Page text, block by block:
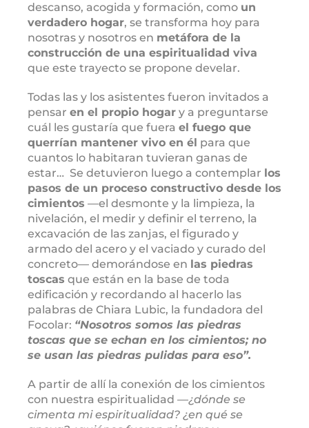
descanso, acogida y formación, como un
verdadero hogar, se transforma hoy para
nosotras y nosotros en metáfora de la
construcción de una espiritualidad viva
que este trayecto se propone develar.
Todas las y los asistentes fueron invitados a
pensar en el propio hogar y a preguntarse
cuál les gustaría que fuera el fuego que
querrían mantener vivo en él para que
cuantos lo habitaran tuvieran ganas de
estar… Se detuvieron luego a contemplar los
pasos de un proceso constructivo desde los
cimientos —el desmonte y la limpieza, la
nivelación, el medir y definir el terreno, la
excavación de las zanjas, el figurado y
armado del acero y el vaciado y curado del
concreto— demorándose en las piedras
toscas que están en la base de toda
edificación y recordando al hacerlo las
palabras de Chiara Lubic, la fundadora del
Focolar: “Nosotros somos las piedras
toscas que se echan en los cimientos; no
se usan las piedras pulidas para eso”.
A partir de allí la conexión de los cimientos
con nuestra espiritualidad —¿dónde se
cimenta mi espiritualidad? ¿en qué se